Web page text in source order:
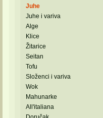
Juhe
Juhe i variva
Alge
Klice
Žitarice
Seitan
Tofu
Složenci i variva
Wok
Mahunarke
All'italiana